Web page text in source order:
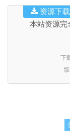
本站资源完
下
资源下载